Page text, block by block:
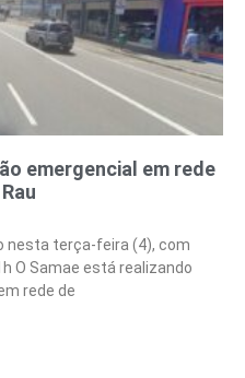
emergencial em rede
nesta terça-feira (4), com
O Samae está realizando
rede de